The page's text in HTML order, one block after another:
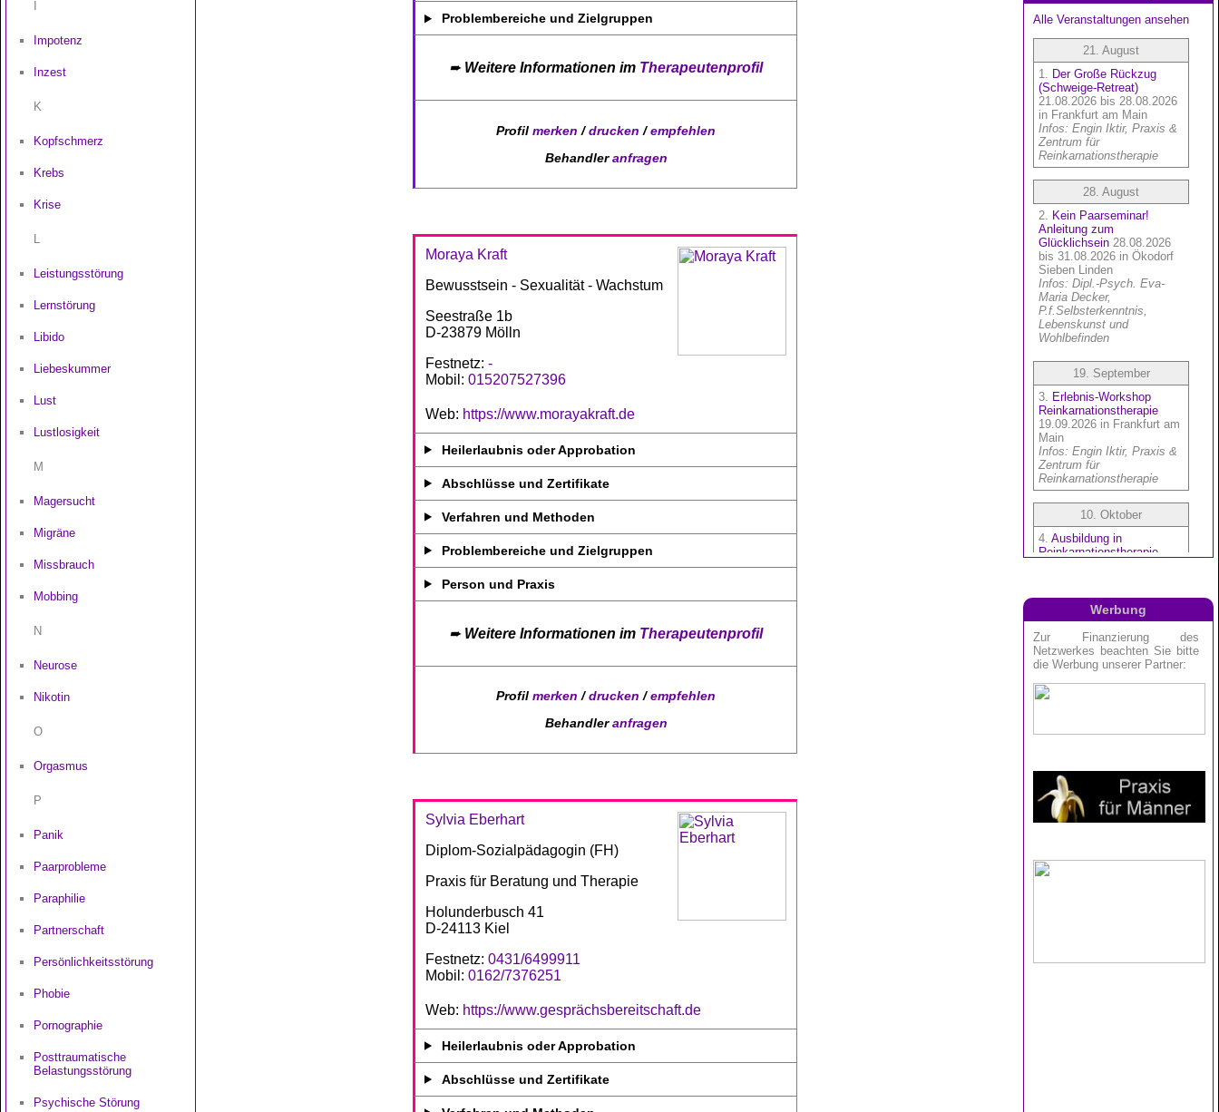
Impotenz
Inzest
K
Kopfschmerz
Krebs
Krise
L
Leistungsstörung
Lernstörung
Libido
Liebeskummer
Lust
Lustlosigkeit
M
Magersucht
Migräne
Missbrauch
Mobbing
N
Neurose
Nikotin
O
Orgasmus
P
Panik
Paarprobleme
Paraphilie
Partnerschaft
Persönlichkeitsstörung
Phobie
Pornographie
Posttraumatische
Belastungsstörung
Psychische Störung
Problembereiche und Zielgruppen
➨ Weitere Informationen im Therapeutenprofil
Profil merken /drucken /empfehlen
Behandleranfragen
Moraya Kraft
Bewusstsein - Sexualität - Wachstum
Seestraße 1b
D-23879 Mölln
Festnetz: -
Mobil: 015207527396
Web: https://www.morayakraft.de
Heilerlaubnis oder Approbation
Abschlüsse und Zertifikate
Verfahren und Methoden
Problembereiche und Zielgruppen
Person und Praxis
➨ Weitere Informationen im Therapeutenprofil
Profil merken /drucken /empfehlen
Behandleranfragen
Sylvia Eberhart
Diplom-Sozialpädagogin (FH)
Praxis für Beratung und Therapie
Holunderbusch 41
D-24113 Kiel
Festnetz: 0431/6499911
Mobil: 0162/7376251
Web: https://www.gesprächsbereitschaft.de
Heilerlaubnis oder Approbation
Abschlüsse und Zertifikate
Werbung